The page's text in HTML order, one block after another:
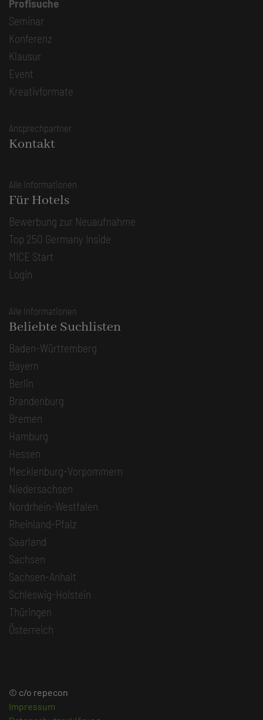
Profisuche
Seminar
Konferenz
Klausur
Event
Kreativformate
Ansprechpartner
Kontakt
Alle Informationen
Für Hotels
Bewerbung zur Neuaufnahme
Top 250 Germany Inside
MICE Start
Login
Alle Informationen
Beliebte Suchlisten
Baden-Württemberg
Bayern
Berlin
Brandenburg
Bremen
Hamburg
Hessen
Mecklenburg-Vorpommern
Niedersachsen
Nordrhein-Westfalen
Rheinland-Pfalz
Saarland
Sachsen
Sachsen-Anhalt
Schleswig-Holstein
Thüringen
Österreich
© c/o repecon
Impressum